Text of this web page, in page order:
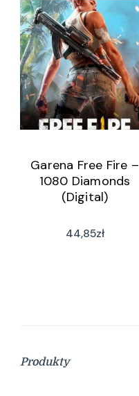
Garena Free Fire –
1080 Diamonds
(Digital)
44,85zł
Produkty